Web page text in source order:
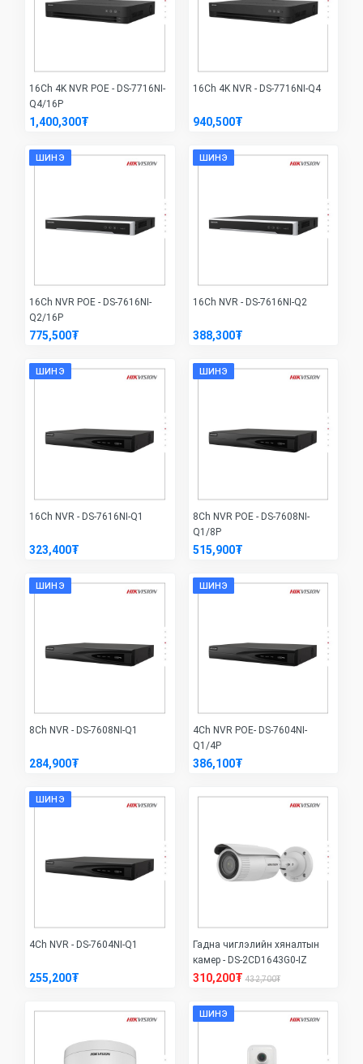
16Ch 4K NVR POE - DS-7716NI-
Q4/16P
1,400,300₮
16Ch 4K NVR - DS-7716NI-Q4
940,500₮
ШИНЭ
16Ch NVR POE - DS-7616NI-
Q2/16P
775,500₮
ШИНЭ
16Ch NVR - DS-7616NI-Q2
388,300₮
ШИНЭ
16Ch NVR - DS-7616NI-Q1
323,400₮
ШИНЭ
8Ch NVR POE - DS-7608NI-
Q1/8P
515,900₮
ШИНЭ
8Ch NVR - DS-7608NI-Q1
284,900₮
ШИНЭ
4Ch NVR POE- DS-7604NI-
Q1/4P
386,100₮
ШИНЭ
4Ch NVR - DS-7604NI-Q1
255,200₮
Гадна чиглэлийн хяналтын
камер - DS-2CD1643G0-IZ
310,200₮ 432,700₮
ШИНЭ